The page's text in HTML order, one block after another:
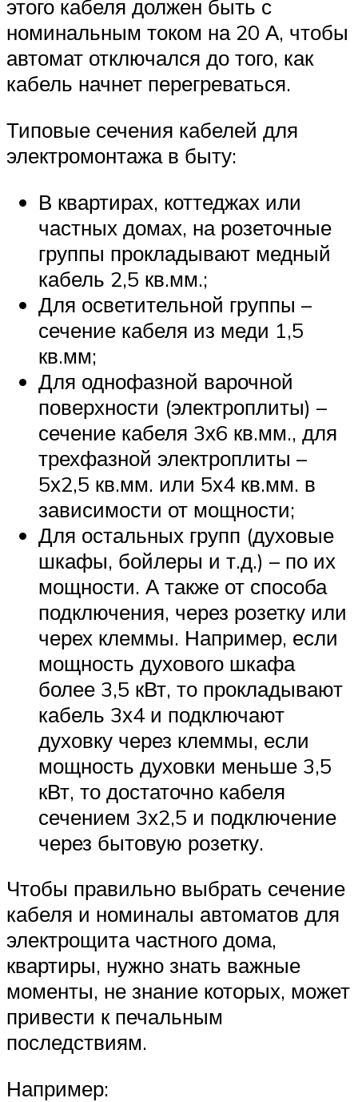
этого кабеля должен быть с
номинальным током на 20 А, чтобы
автомат отключался до того, как
кабель начнет перегреваться.
Типовые сечения кабелей для
электромонтажа в быту:
В квартирах, коттеджах или
частных домах, на розеточные
группы прокладывают медный
кабель 2,5 кв.мм.;
Для осветительной группы –
сечение кабеля из меди 1,5
кв.мм;
Для однофазной варочной
поверхности (электроплиты) –
сечение кабеля 3х6 кв.мм., для
трехфазной электроплиты –
5х2,5 кв.мм. или 5х4 кв.мм. в
зависимости от мощности;
Для остальных групп (духовые
шкафы, бойлеры и т.д.) – по их
мощности. А также от способа
подключения, через розетку или
черех клеммы. Например, если
мощность духового шкафа
более 3,5 кВт, то прокладывают
кабель 3х4 и подключают
духовку через клеммы, если
мощность духовки меньше 3,5
кВт, то достаточно кабеля
сечением 3х2,5 и подключение
через бытовую розетку.
Чтобы правильно выбрать сечение
кабеля и номиналы автоматов для
электрощита частного дома,
квартиры, нужно знать важные
моменты, не знание которых, может
привести к печальным
последствиям.
Например: